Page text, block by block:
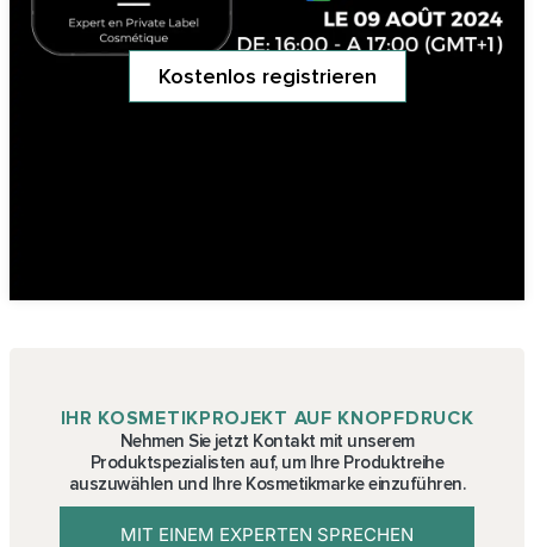
Kostenlos registrieren
IHR KOSMETIKPROJEKT AUF KNOPFDRUCK
Nehmen Sie jetzt Kontakt mit unserem
Produktspezialisten auf, um Ihre Produktreihe
auszuwählen und Ihre Kosmetikmarke einzuführen.
MIT EINEM EXPERTEN SPRECHEN